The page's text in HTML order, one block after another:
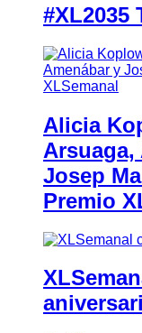
#XL2035
Alicia
Arsuaga,
Josep
Premio